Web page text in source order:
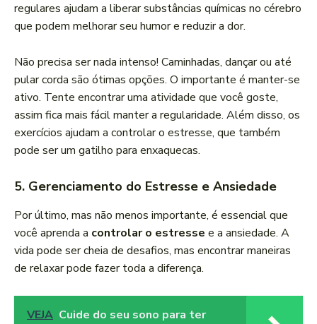
regulares ajudam a liberar substâncias químicas no cérebro
que podem melhorar seu humor e reduzir a dor.
Não precisa ser nada intenso! Caminhadas, dançar ou até
pular corda são ótimas opções. O importante é manter-se
ativo. Tente encontrar uma atividade que você goste,
assim fica mais fácil manter a regularidade. Além disso, os
exercícios ajudam a controlar o estresse, que também
pode ser um gatilho para enxaquecas.
5. Gerenciamento do Estresse e Ansiedade
Por último, mas não menos importante, é essencial que
você aprenda a controlar o estresse e a ansiedade. A
vida pode ser cheia de desafios, mas encontrar maneiras
de relaxar pode fazer toda a diferença.
VEJA Cuide do seu sono para ter